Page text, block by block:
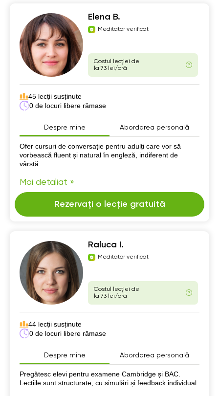
Elena B.
Meditator verificat
Costul lecției de
la 73 lei/oră
45 lecții susținute
0 de locuri libere rămase
Despre mine Abordarea personală
Despre mine
Ofer cursuri de conversație pentru adulți care vor să
vorbească fluent și natural în engleză, indiferent de
vârstă.
Mai detaliat »
Rezervați o lecție gratuită
Raluca I.
Meditator verificat
Costul lecției de
la 73 lei/oră
44 lecții susținute
0 de locuri libere rămase
Despre mine Abordarea personală
Despre mine
Pregătesc elevi pentru examene Cambridge și BAC.
Lecțiile sunt structurate, cu simulări și feedback individual.